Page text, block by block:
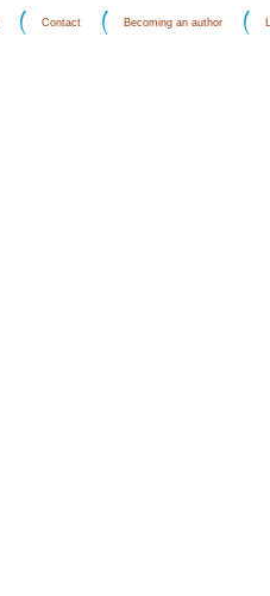
Contact Becoming an author